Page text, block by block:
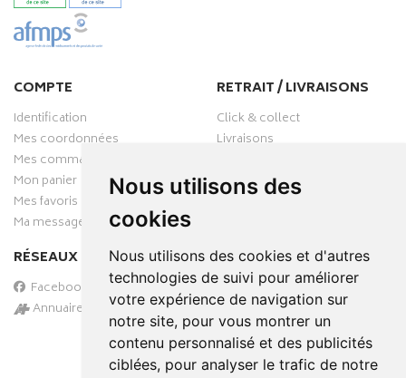
Nous utilisons des
cookies
Nous utilisons des cookies et d'autres
technologies de suivi pour améliorer
votre expérience de navigation sur
notre site, pour vous montrer un
contenu personnalisé et des publicités
ciblées, pour analyser le trafic de notre
COMPTE
Identification
Mes coordonnées
Mes commandes
Mon panier
Mes favoris
Ma messagerie
RÉSEAUX SOCIAUX
Facebook
Annuaire des pharmacies
RETRAIT / LIVRAISONS
Click & collect
Livraisons
PAIEMENT SÉCURISÉ